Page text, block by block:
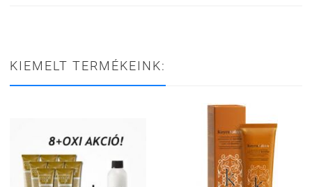
KIEMELT TERMÉKEINK: